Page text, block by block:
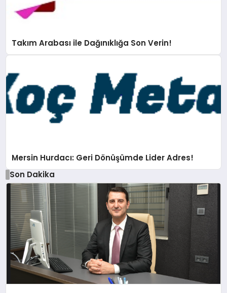
Takım Arabası ile Dağınıklığa Son Verin!
Mersin Hurdacı: Geri Dönüşümde Lider Adres!
Son Dakika